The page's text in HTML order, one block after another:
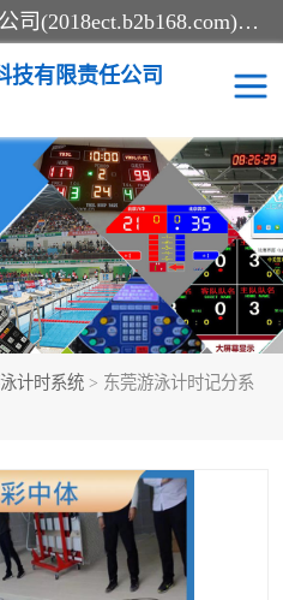
北京易彩通科技有限责任公司(2018ect.b2b168.com)主要提供陕西计时记分系统，全国统一热线：15611947915.北京易彩通科技有限责任公司有一支长期从事智能控制系统研发的高素质的队伍，具有嵌入式系统，视频系统、通信系统、网络系统，体育计时系统的知识和技能。强力打造体育比赛计时计分系统、智能升降旗系统、标准时钟系统、赛事编排及信息发布系统，为用户提供较新的，较廉价的，应用解决方案。
技有限责任公司
计时系统 > 东莞游泳计时记分系
游泳计时系统
GPS同步时钟系统
计时记分系统
游泳馆水下摄影采集救生